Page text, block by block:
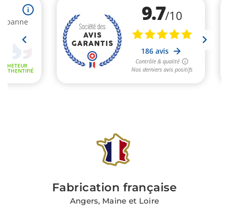
Fabrication française
Angers, Maine et Loire